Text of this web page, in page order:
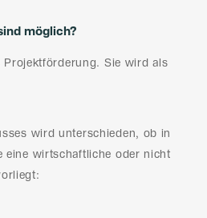
möglich?
Projektförderung. Sie wird als
wird unterschieden, ob in
eine wirtschaftliche oder nicht